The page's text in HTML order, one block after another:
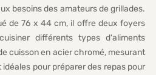
besoins des amateurs de grillades.
de 76 x 44 cm, il offre deux foyers
différents types d'aliments
cuisson en acier chromé, mesurant
pour préparer des repas pour